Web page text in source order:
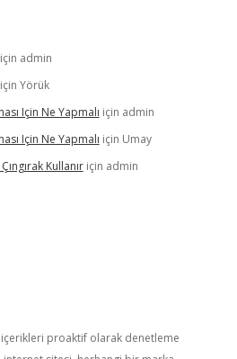
admin
Yörük
Için Ne Yapmalı için admin
Için Ne Yapmalı için Umay
Kullanıriçin admin
içerikleri proaktif olarak denetleme